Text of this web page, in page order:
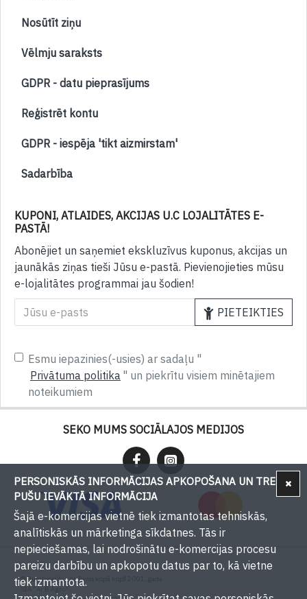
Nosūtīt ziņu
Vēlmju saraksts
GDPR - datu pieprasījums
Reģistrēt kontu
GDPR - iespēja 'tikt aizmirstam'
Sadarbība
KUPONI, ATLAIDES, AKCIJAS U.C LOJALITĀTES E-
PASTĀ!
Abonējiet un saņemiet ekskluzīvus kuponus, akcijas un
jaunākās ziņas tieši Jūsu e-pastā. Pievienojieties mūsu
e-lojalitātes programmai jau šodien!
PIETEIKTIES
Esmu iepazinies(-usies) ar sadaļu "
Privātuma politika " un piekrītu visiem minētajiem
noteikumiem
SEKO MUMS SOCIĀLAJOS MEDIJOS
© Bumbieri.lv - Ar Jums kopā kopš 2001. gada
SIA "Ar B Agro"
PERSONISKĀS INFORMĀCIJAS APKOPOŠANA UN TREŠU
PUŠU IEVĀKTĀ INFORMĀCIJA
Šajā e-komercijas vietnē tiek izmantotas tehniskās,
analītiskās un mārketinga sīkdatnes. Tās ir
nepieciešamas, lai nodrošinātu e-komercijas procesu
pareizu darbību un apkopotu datus par to, kā vietne
tiek izmantota.